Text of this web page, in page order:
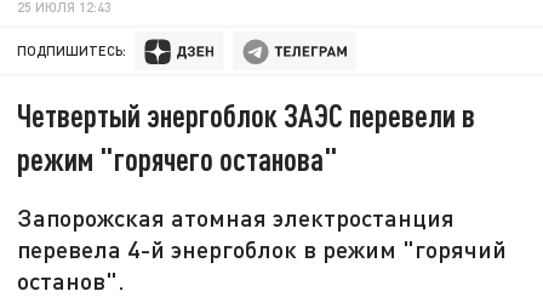
25 ИЮЛЯ 12:43
ПОДПИШИТЕСЬ:
Четвертый энергоблок ЗАЭС перевели в
режим "горячего останова"
Запорожская атомная электростанция
перевела 4-й энергоблок в режим "горячий
останов".